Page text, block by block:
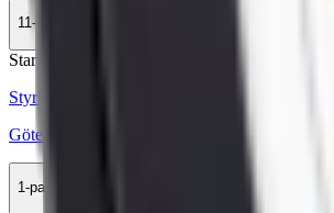
11-pack
Stark
Styrka Stark · Slim
Göteborgs Rapé Slim White Portion Stark
1-pack